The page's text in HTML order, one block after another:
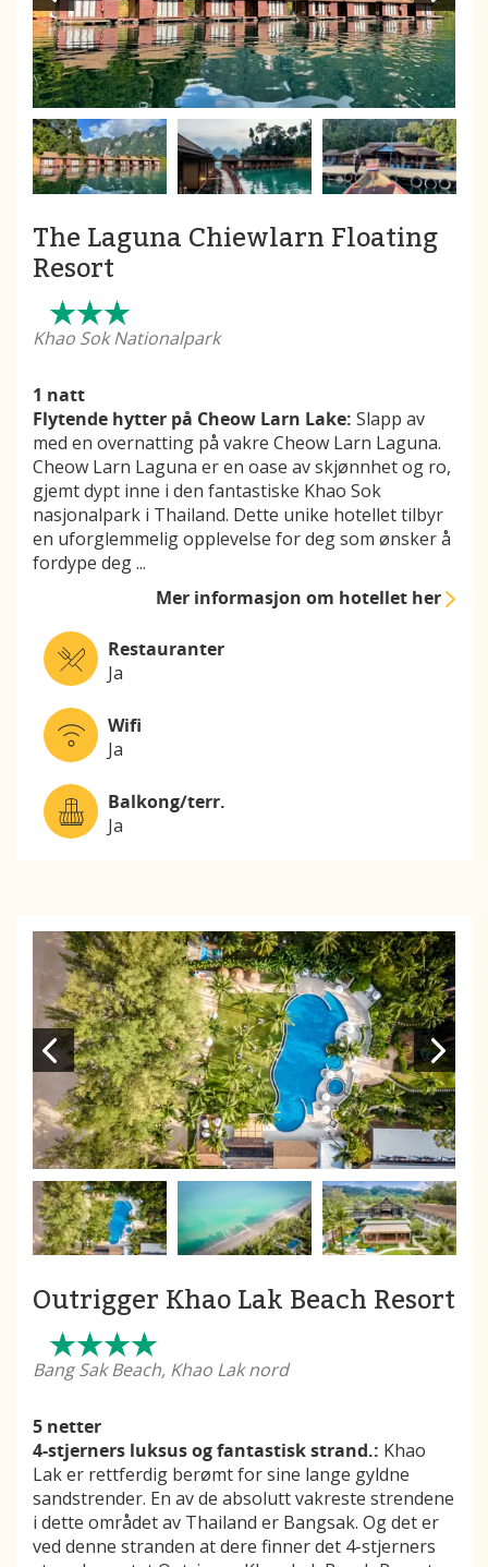
The Laguna Chiewlarn Floating
Resort
Khao Sok Nationalpark
1 natt
Flytende hytter på Cheow Larn Lake: Slapp av
med en overnatting på vakre Cheow Larn Laguna.
Cheow Larn Laguna er en oase av skjønnhet og ro,
gjemt dypt inne i den fantastiske Khao Sok
nasjonalpark i Thailand. Dette unike hotellet tilbyr
en uforglemmelig opplevelse for deg som ønsker å
fordype deg...
Mer informasjonom hotellet her
Restauranter
Ja
Wifi
Ja
Balkong/terr.
Ja
Outrigger Khao Lak Beach Resort
Bang Sak Beach, Khao Lak nord
5 netter
4-stjerners luksus og fantastisk strand.: Khao
Lak er rettferdig berømt for sine lange gyldne
sandstrender. En av de absolutt vakreste strendene
i dette området av Thailand er Bangsak. Og det er
ved denne stranden at dere finner det 4-stjerners